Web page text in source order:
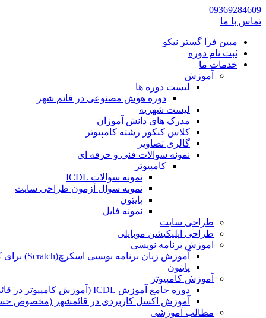
09369284609
تماس با ما
مبین فرا گستر نیکو
ثبت نام دوره
خدمات ما
آموزش
لیست دوره ها
دوره هوش مصنوعی در قائم شهر
لیست شهریه
مدرک های دانش آموزان
کلاس کنکور رشته کامپیوتر
گالری تصاویر
نمونه سوالات فنی و حرفه ای
کامپیوتر
نمونه سوالات ICDL
نمونه سوال آزمون طراحی سایت
پایتون
نمونه فایل
طراحی سایت
طراحی اپلیکیشن موبایلی
اموزش برنامه نویسی
آموزش زبان برنامه نویسی اسکرچ(Scratch) برای کودکان
پایتون
آموزش کامپیوتر
دوره جامع آموزش ICDL (آموزش کامپیوتر در قائمشهر)
آموزش اکسل کاربردی در قائمشهر (مخصوص
مطالب آموزشی